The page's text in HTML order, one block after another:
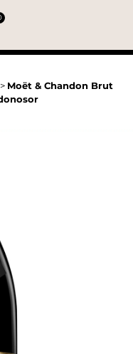
> Moët & Chandon Brut